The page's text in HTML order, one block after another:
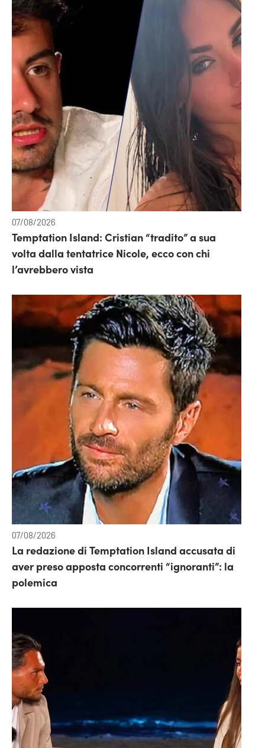
07/08/2026
Temptation Island: Cristian “tradito” a sua
volta dalla tentatrice Nicole, ecco con chi
l’avrebbero vista
07/08/2026
La redazione di Temptation Island accusata di
aver preso apposta concorrenti “ignoranti”: la
polemica